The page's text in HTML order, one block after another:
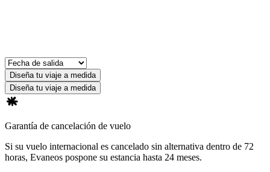
Diseña tu viaje a medida
Diseña tu viaje a medida
Garantía de cancelación de vuelo
Si su vuelo internacional es cancelado sin alternativa dentro de 72
horas, Evaneos pospone su estancia hasta 24 meses.